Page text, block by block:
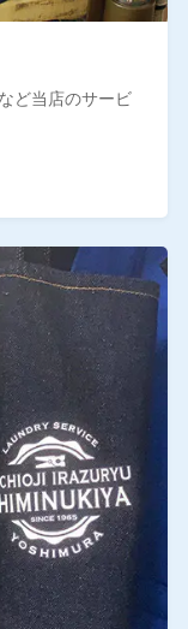
ど当店のサービ